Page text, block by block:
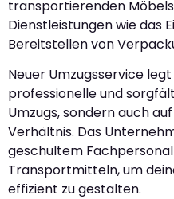
transportierenden
Dienstleistungen wie das
Bereitstellen von
Neuer Umzugsservice
professionelle und
Umzugs, sondern auch
Verhältnis. Das
geschultem
Transportmitteln, um
effizient zu gestalten.